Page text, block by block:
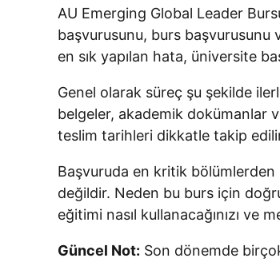
AU Emerging Global Leader
başvurusunu, burs başvurusunu
en sık yapılan hata, üniversite
Genel olarak süreç şu şekilde
belgeler, akademik dokümanlar
teslim tarihleri dikkatle takip
Başvuruda en kritik bölümlerden
değildir. Neden bu burs için
eğitimi nasıl kullanacağınızı ve
Güncel Not: Son dönemde